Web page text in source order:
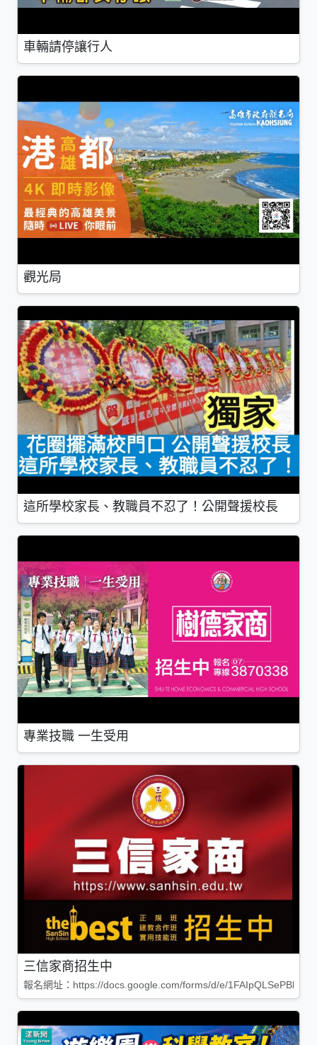
車輛請停讓行人
觀光局
這所學校家長、教職員不忍了！公開聲援校長
專業技職 一生受用
三信家商招生中
報名網址：https://docs.google.com/forms/d/e/